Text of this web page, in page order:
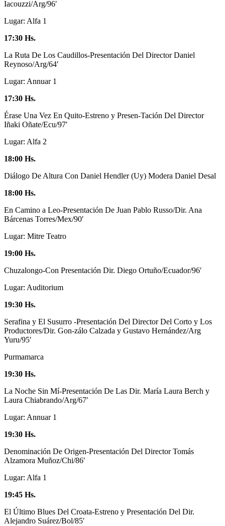
Iacouzzi/Arg/96′
Lugar: Alfa 1
17:30 Hs.
La Ruta De Los Caudillos-Presentación Del Director Daniel
Reynoso/Arg/64′
Lugar: Annuar 1
17:30 Hs.
Érase Una Vez En Quito-Estreno y Presen-Tación Del Director
Iñaki Oñate/Ecu/97′
Lugar: Alfa 2
18:00 Hs.
Diálogo De Altura Con Daniel Hendler (Uy) Modera Daniel Desal
18:00 Hs.
En Camino a Leo-Presentación De Juan Pablo Russo/Dir. Ana
Bárcenas Torres/Mex/90′
Lugar: Mitre Teatro
19:00 Hs.
Chuzalongo-Con Presentación Dir. Diego Ortuño/Ecuador/96′
Lugar: Auditorium
19:30 Hs.
Serafina y El Susurro -Presentación Del Director Del Corto y Los
Productores/Dir. Gon-zálo Calzada y Gustavo Hernández/Arg
Yuru/95′
Purmamarca
19:30 Hs.
La Noche Sin Mí-Presentación De Las Dir. María Laura Berch y
Laura Chiabrando/Arg/67′
Lugar: Annuar 1
19:30 Hs.
Denominación De Origen-Presentación Del Director Tomás
Alzamora Muñoz/Chi/86′
Lugar: Alfa 1
19:45 Hs.
El Último Blues Del Croata-Estreno y Presentación Del Dir.
Alejandro Suárez/Bol/85′